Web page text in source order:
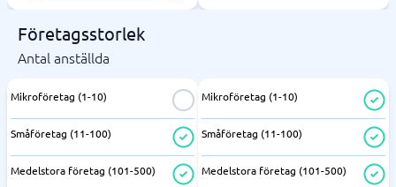
Företagsstorlek
Antal anställda
Mikroföretag (1-10)
Småföretag (11-100)
Medelstora företag (101-500)
Mikroföretag (1-10)
Småföretag (11-100)
Medelstora företag (101-500)